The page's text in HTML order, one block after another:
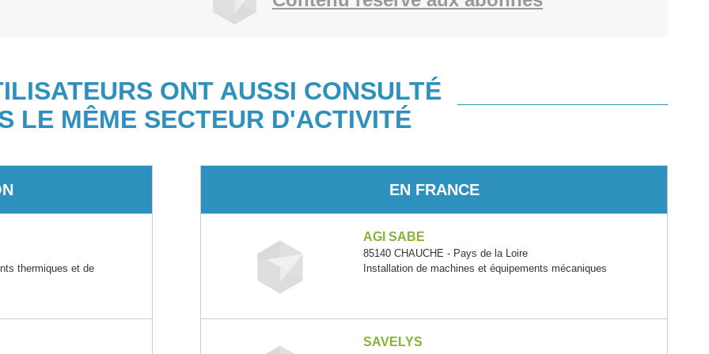
ONT AUSSI CONSULTÉ
LE MÊME SECTEUR D'ACTIVITÉ
thermiques et de
EN FRANCE
AGI SABE
85140 CHAUCHE - Pays de la Loire
Installation de machines et équipements mécaniques
SAVELYS